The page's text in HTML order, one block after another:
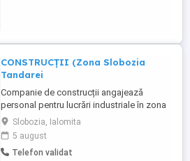
CONSTRUCȚII (Zona Slobozia
Tandarei
Companie de construcții angajează
personal pentru lucrări industriale în zona
Slobozia - Țăndărei. Căutăm atât
muncitori calificați, cât și necalificați
(oameni serioși și harnici). Salariu
avantajos plătit la timpContract de muncă
Slobozia, Ialomita
5 august
Telefon validat